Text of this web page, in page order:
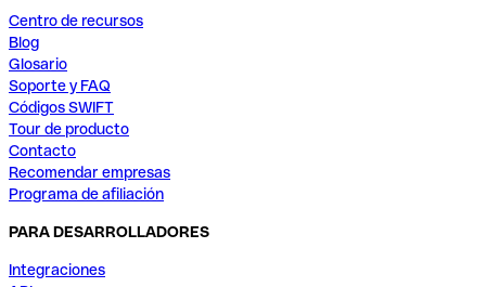
Centro de recursos
Blog
Glosario
Soporte y FAQ
Códigos SWIFT
Tour de producto
Contacto
Recomendar empresas
Programa de afiliación
PARA DESARROLLADORES
Integraciones